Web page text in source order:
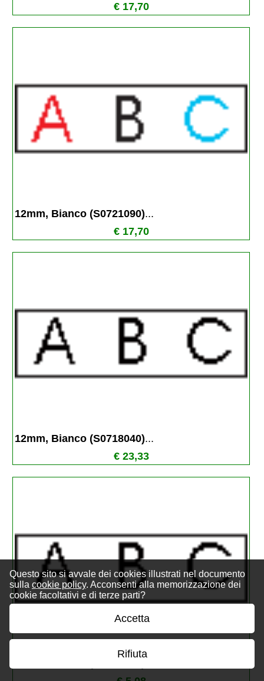
Questo sito si avvale dei cookies illustrati nel documento
sulla cookie policy. Acconsenti alla memorizzazione dei
cookie facoltativi e di terze parti?
Accetta
Rifiuta
€ 17,70
12mm, Bianco (S0721090)...
€ 17,70
12mm, Bianco (S0718040)...
€ 23,33